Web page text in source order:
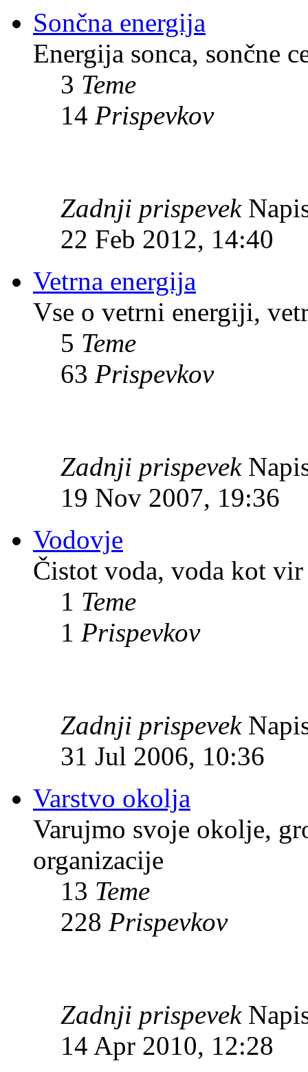
Sončna energija
Energija sonca, sončne
3 Teme
14 Prispevkov
Zadnji prispevek
22 Feb 2012, 14:40
Vetrna energija
Vse o vetrni energiji,
5 Teme
63 Prispevkov
Zadnji prispevek
19 Nov 2007, 19:36
Vodovje
Čistot voda, voda kot
1 Teme
1 Prispevkov
Zadnji prispevek
31 Jul 2006, 10:36
Varstvo okolja
Varujmo svoje okolje,
organizacije
13 Teme
228 Prispevkov
Zadnji prispevek
14 Apr 2010, 12:28